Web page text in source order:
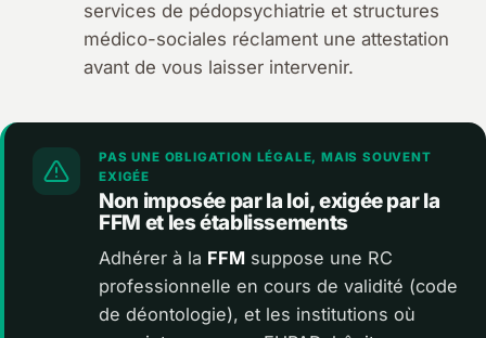
services de pédopsychiatrie et structures
médico-sociales réclament une attestation
avant de vous laisser intervenir.
PAS UNE OBLIGATION LÉGALE, MAIS SOUVENT
EXIGÉE
Non imposée par la loi, exigée par la
FFM et les établissements
Adhérer à la FFM suppose une RC
professionnelle en cours de validité (code
de déontologie), et les institutions où